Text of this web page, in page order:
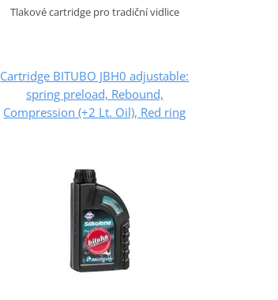
Tlakové cartridge pro tradiční vidlice
Cartridge BITUBO JBH0 adjustable:
spring preload, Rebound,
Compression (+2 Lt. Oil), Red ring